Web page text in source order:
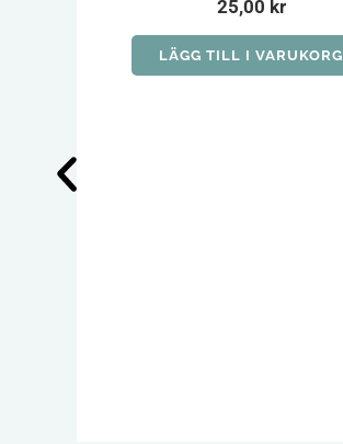
25,00 kr
LÄGG TILL I VARUKORG